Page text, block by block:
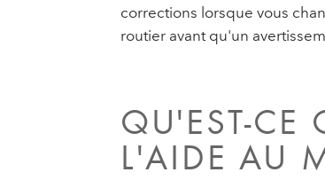
corrections lorsque vous
routier avant qu'un
QU'EST-CE
L'AIDE AU